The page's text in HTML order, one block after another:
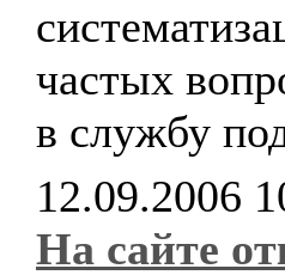
частых
в службу
12.09.2006
На сайте